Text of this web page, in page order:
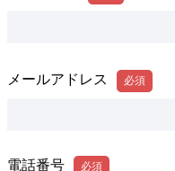
メールアドレス
電話番号